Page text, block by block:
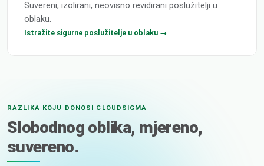
Suvereni, izolirani, neovisno revidirani poslužitelji u
oblaku.
Istražite sigurne poslužitelje u oblaku →
RAZLIKA KOJU DONOSI CLOUDSIGMA
Slobodnog oblika, mjereno,
suvereno.